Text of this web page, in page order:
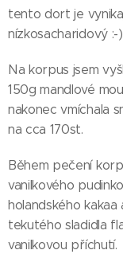
tento dort je
nízkosacharidový :-)
Na korpus jsem
150g mandlové
nakonec vmíchala
na cca 170st.
Během pečení
vanilkového
holandského
tekutého sladidla
vanilkovou příchutí.